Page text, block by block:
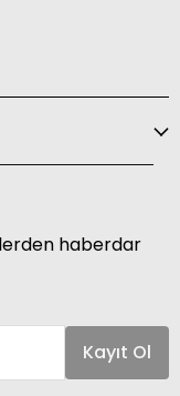
haberdar
Kayıt Ol